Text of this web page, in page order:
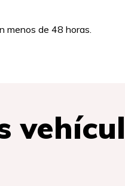
menos de 48 horas.